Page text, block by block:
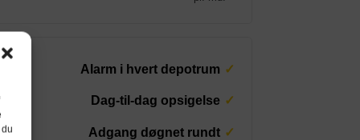
Alarm i hvert depotrum
Dag-til-dag opsigelse
Adgang døgnet rundt